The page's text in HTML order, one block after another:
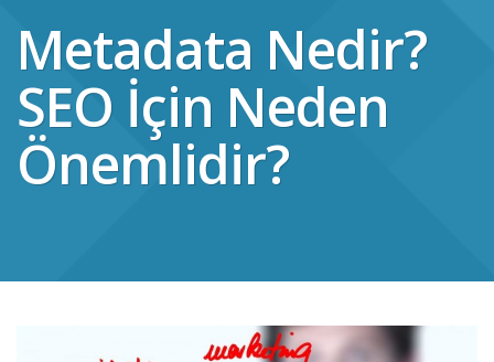
Metadata Nedir?
SEO İçin Neden
Önemlidir?